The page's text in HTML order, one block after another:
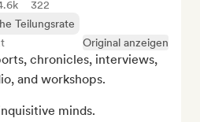
322
Teilungsrate
Original anzeigen
chronicles, interviews,
and workshops.
minds.